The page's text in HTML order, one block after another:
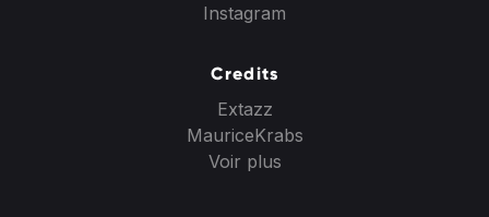
Instagram
Credits
Extazz
MauriceKrabs
Voir plus